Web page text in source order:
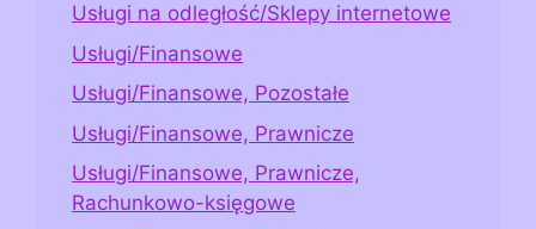
Usługi na odległość/Sklepy internetowe
Usługi/Finansowe
Usługi/Finansowe, Pozostałe
Usługi/Finansowe, Prawnicze
Usługi/Finansowe, Prawnicze,
Rachunkowo-księgowe